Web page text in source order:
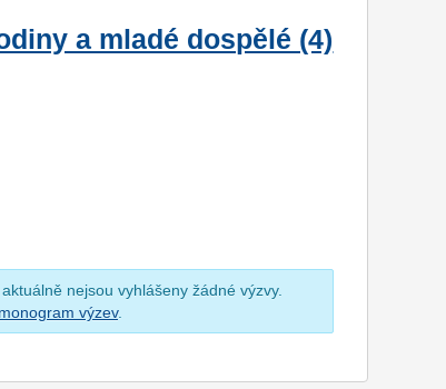
a mladé dospělé (4)
nejsou vyhlášeny žádné výzvy.
výzev.